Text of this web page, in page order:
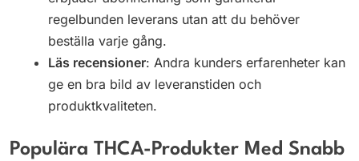
regelbunden leverans utan att du behöver
beställa varje gång.
Läs recensioner: Andra kunders erfarenheter kan
ge en bra bild av leveranstiden och
produktkvaliteten.
Populära THCA-Produkter Med Snabb